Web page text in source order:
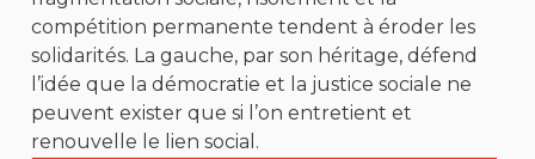
compétition permanente tendent à éroder les
solidarités. La gauche, par son héritage, défend
l’idée que la démocratie et la justice sociale ne
peuvent exister que si l’on entretient et
renouvelle le lien social.